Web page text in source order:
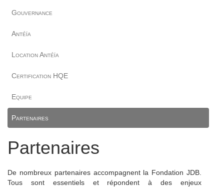
Gouvernance
Antéïa
Location Antéïa
Certification HQE
Equipe
Partenaires
Partenaires
De nombreux partenaires accompagnent la Fondation JDB.
Tous sont essentiels et répondent à des enjeux